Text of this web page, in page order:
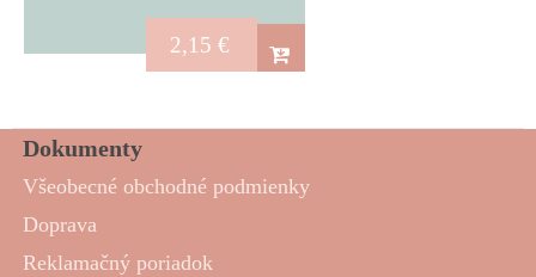
2,15€
Dokumenty
Všeobecné obchodné podmienky
Doprava
Reklamačný poriadok